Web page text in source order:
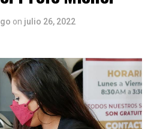
on julio 26, 2022